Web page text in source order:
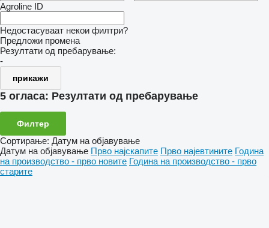
Agroline ID
Недостасуваат некои филтри?
Предложи промена
Резултати од пребарување:
-
прикажи
5 огласа: Резултати од пребарување
Филтер
Сортирање: Датум на објавување
Датум на објавување Прво најскапите Прво најевтините Година
на производство - прво новите Година на производство - прво
старите